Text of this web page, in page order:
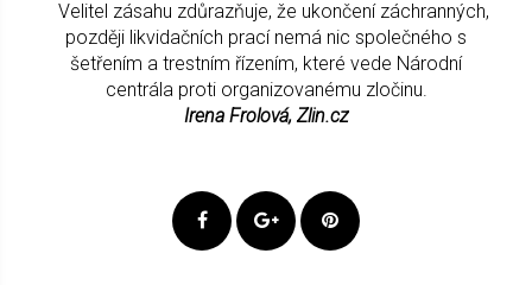
Velitel zásahu zdůrazňuje, že ukončení záchranných,
později likvidačních prací nemá nic společného s
šetřením a trestním řízením, které vede Národní
centrála proti organizovanému zločinu.
Irena Frolová, Zlin.cz